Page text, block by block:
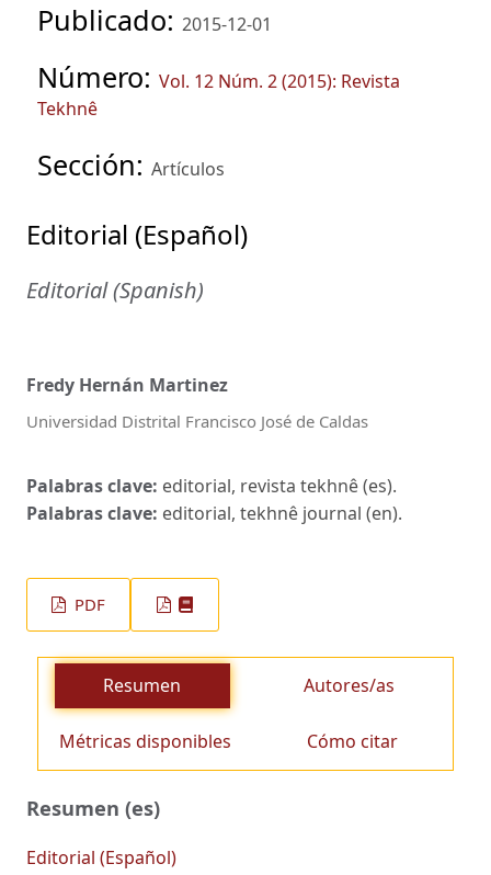
Publicado: 2015-12-01
Número: Vol. 12 Núm. 2 (2015): Revista
Tekhnê
Sección: Artículos
Editorial (Español)
Editorial (Spanish)
Fredy Hernán Martinez
Universidad Distrital Francisco José de Caldas
Palabras clave: editorial, revista tekhnê (es).
Palabras clave: editorial, tekhnê journal (en).
PDF
Resumen Autores/as
Métricas disponibles Cómo citar
Resumen (es)
Editorial (Español)